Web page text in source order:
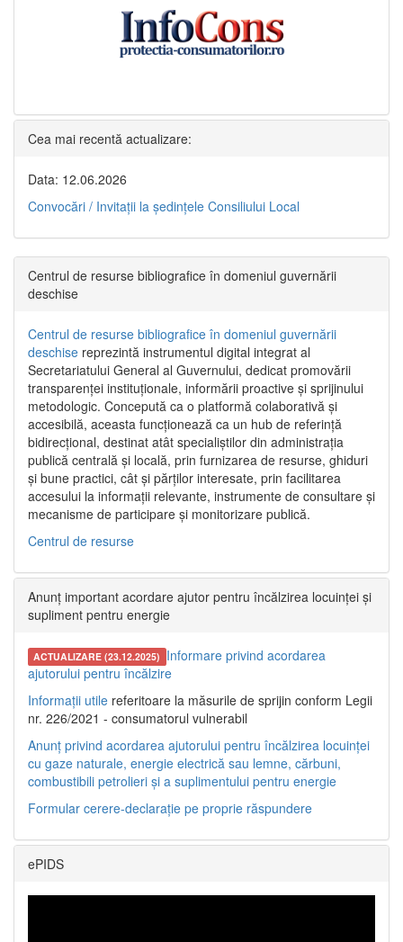
Cea mai recentă actualizare:
Data: 12.06.2026
Convocări / Invitaţii la şedinţele Consiliului Local
Centrul de resurse bibliografice în domeniul guvernării
deschise
Centrul de resurse bibliografice în domeniul guvernării
deschise reprezintă instrumentul digital integrat al
Secretariatului General al Guvernului, dedicat promovării
transparenței instituționale, informării proactive și sprijinului
metodologic. Concepută ca o platformă colaborativă și
accesibilă, aceasta funcționează ca un hub de referință
bidirecțional, destinat atât specialiștilor din administrația
publică centrală și locală, prin furnizarea de resurse, ghiduri
și bune practici, cât și părților interesate, prin facilitarea
accesului la informații relevante, instrumente de consultare și
mecanisme de participare și monitorizare publică.
Centrul de resurse
Anunț important acordare ajutor pentru încălzirea locuinței și
supliment pentru energie
ACTUALIZARE (23.12.2025) Informare privind acordarea
ajutorului pentru încălzire
Informații utile referitoare la măsurile de sprijin conform Legii
nr. 226/2021 - consumatorul vulnerabil
Anunț privind acordarea ajutorului pentru încălzirea locuinței
cu gaze naturale, energie electrică sau lemne, cărbuni,
combustibili petrolieri și a suplimentului pentru energie
Formular cerere-declarație pe proprie răspundere
ePIDS